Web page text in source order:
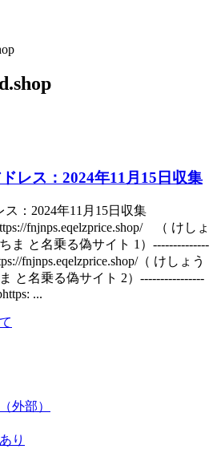
レス：2024年11月15日収集
：2024年11月15日収集
fnjnps.eqelzprice.shop/ （ けしょ
ま と名乗る偽サイト 1）--------------
fnjnps.eqelzprice.shop/（ けしょう
と名乗る偽サイト 2）----------------
...
外部）
り